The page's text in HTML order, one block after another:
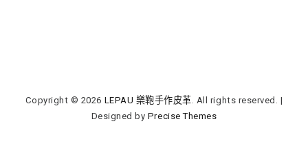
Copyright © 2026 LEPAU 樂鞄手作皮革. All rights reserved. |
Designed by Precise Themes